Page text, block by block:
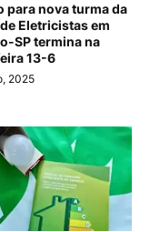
para nova turma da
Eletricistas em
SP termina na
13-6
2025